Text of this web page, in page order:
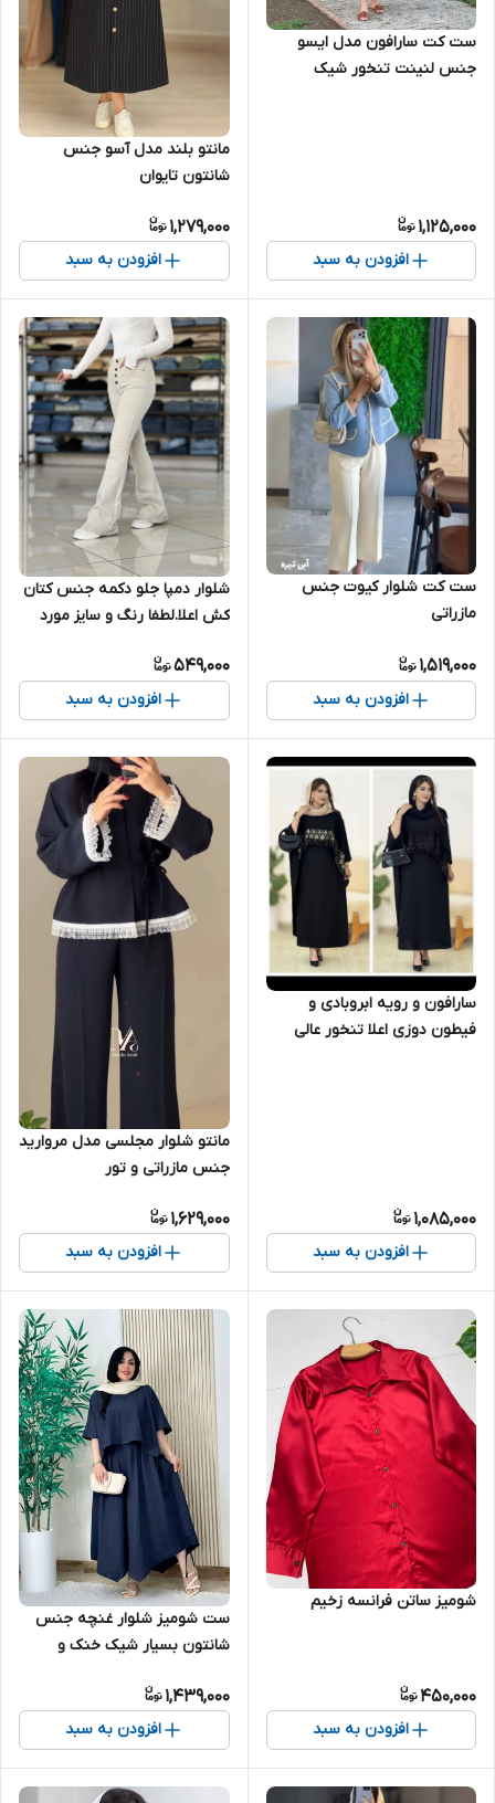
ست کت سارافون مدل ایسو
جنس لنینت تنخور شیک
1,125,000
افزودن به سبد
مانتو بلند مدل آسو جنس
شانتون تایوان
1,279,000
افزودن به سبد
ست کت شلوار کیوت جنس
مازراتی
1,519,000
افزودن به سبد
شلوار دمپا جلو دکمه جنس کتان
کش اعلا.لطفا رنگ و سایز مورد
549,000
افزودن به سبد
سارافون و رویه ابروبادی و
فیطون دوزی اعلا تنخور عالی
1,085,000
افزودن به سبد
مانتو شلوار مجلسی مدل مروارید
جنس مازراتی و تور
1,629,000
افزودن به سبد
شومیز ساتن فرانسه زخیم
450,000
افزودن به سبد
ست شومیز شلوار غنچه جنس
شانتون بسیار شیک خنک و
تابستانی
1,439,000
افزودن به سبد